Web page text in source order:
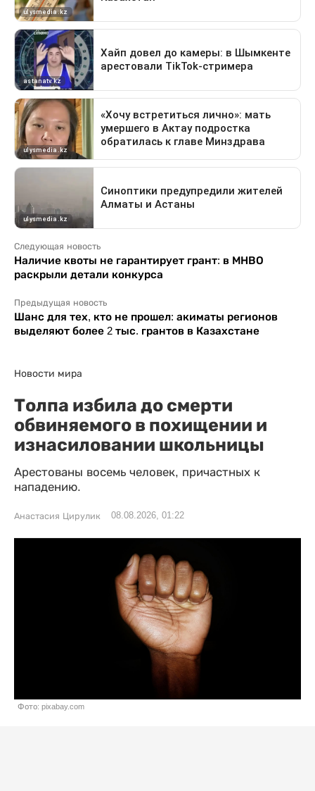
Следующая новость
Наличие квоты не гарантирует грант: в МНВО
раскрыли детали конкурса
Предыдущая новость
Шанс для тех, кто не прошел: акиматы регионов
выделяют более 2 тыс. грантов в Казахстане
Новости мира
Толпа избила до смерти
обвиняемого в похищении и
изнасиловании школьницы
Арестованы восемь человек, причастных к
нападению.
Анастасия Цирулик 08.08.2026, 01:22
Фото: pixabay.com